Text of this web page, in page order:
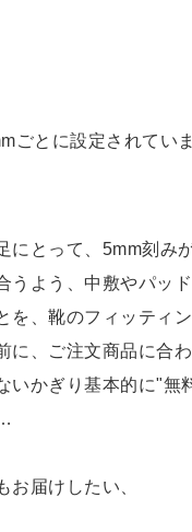
ごとに設定されていま
とって、5mm刻み
うよう、中敷やパッ
、靴のフィッティ
、ご注文商品に合
かぎり基本的に"無
お届けしたい、